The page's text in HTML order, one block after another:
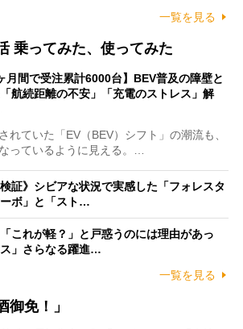
一覧を見る
乗ってみた、使ってみた
月間で受注累計6000台】BEV普及の障壁と
航続距離の不安」「充電のストレス」解
ていた「EV（BEV）シフト」の潮流も、
っているように見える。…
検証》シビアな状況で実感した「フォレスタ
ボ」と「スト…
これが軽？」と戸惑うのには理由があっ
」さらなる躍進…
一覧を見る
御免！」